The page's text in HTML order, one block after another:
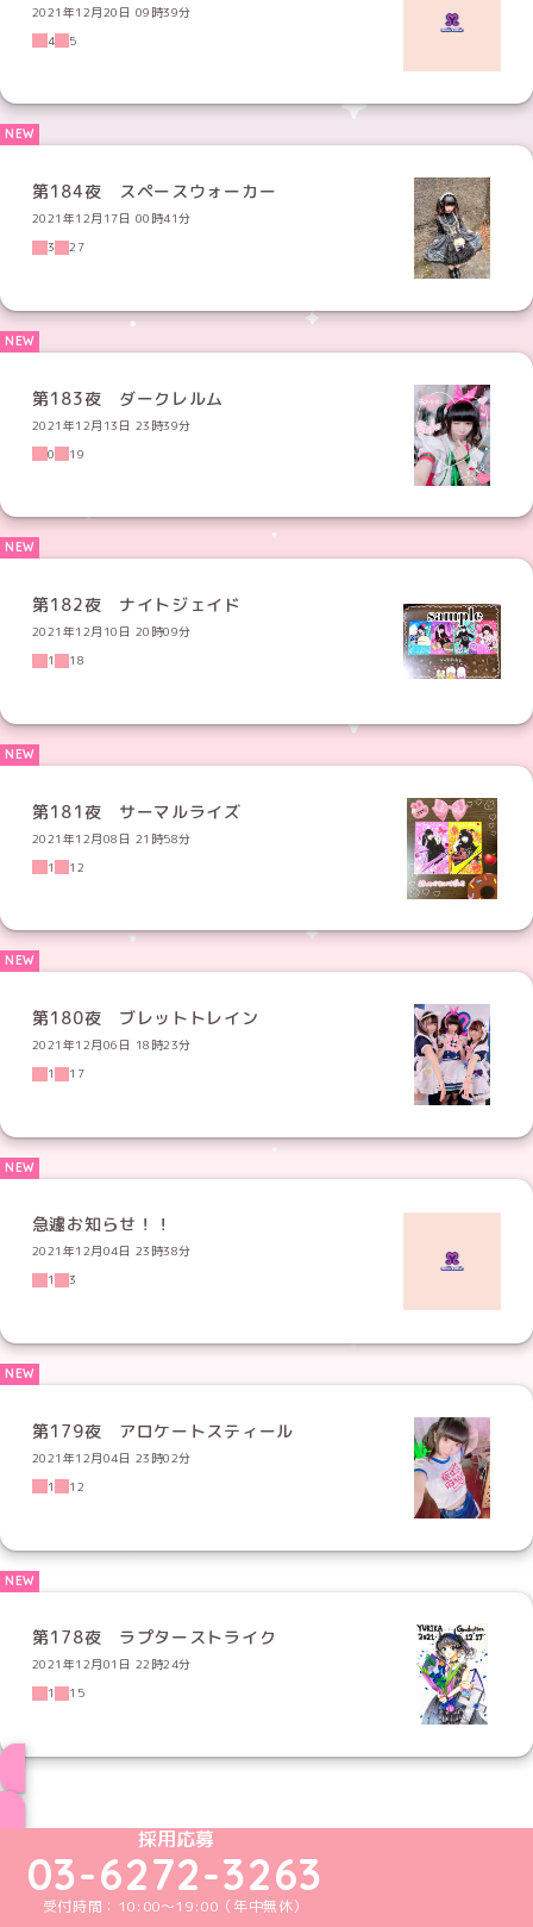
2021年12月20日 09時39分
4
5
第184夜 スペースウォーカー
2021年12月17日 00時41分
3
27
第183夜 ダークレルム
2021年12月13日 23時39分
0
19
第182夜 ナイトジェイド
2021年12月10日 20時09分
1
18
第181夜 サーマルライズ
2021年12月08日 21時58分
1
12
第180夜 ブレットトレイン
2021年12月06日 18時23分
1
17
急遽お知らせ！！
2021年12月04日 23時38分
1
3
第179夜 アロケートスティール
2021年12月04日 23時02分
1
12
第178夜 ラプターストライク
2021年12月01日 22時24分
1
15
めいどりーみんTikTok公式アカウント
めいどりーみんX公式アカウント
めいどりーみんInstagram公式アカウント
めいどりーみんFacebook公式アカウン
めいどりーみんYouTube公式アカ
採用応募
03-6272-3263
受付時間：10:00～19:00（年中無休）